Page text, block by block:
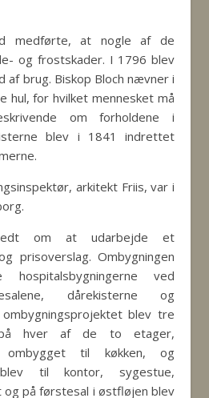
medførte, at nogle af de
og frostskader. I 1796 blev
af brug. Biskop Bloch nævner i
hul, for hvilket mennesket må
om forholdene i
blev i 1841 indrettet
arkitekt Friis, var i
om at udarbejde et
prisoverslag. Ombygningen
hospitalsbygningerne ved
dårekisterne og
blev tre
på hver af de to etager,
ombygget til køkken, og
blev til kontor, sygestue,
på førstesal i østfløjen blev